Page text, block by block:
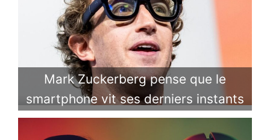
Mark Zuckerberg pense que le
smartphone vit ses derniers instants